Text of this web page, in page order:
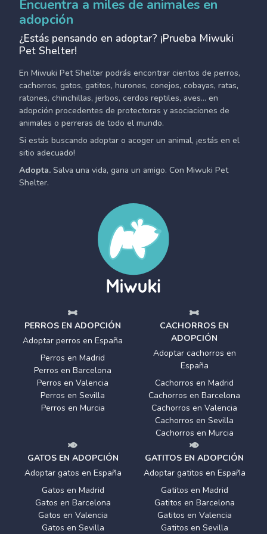
Encuentra a miles de animales en
adopción
¿Estás pensando en adoptar? ¡Prueba Miwuki
Pet Shelter!
En Miwuki Pet Shelter podrás encontrar cientos de perros,
cachorros, gatos, gatitos, hurones, conejos, cobayas, ratas,
ratones, chinchillas, jerbos, cerdos reptiles, aves... en
adopción procedentes de protectoras y asociaciones de
animales o perreras de todo el mundo.
Si estás buscando adoptar o acoger un animal, ¡estás en el
sitio adecuado!
Adopta. Salva una vida, gana un amigo. Con Miwuki Pet
Shelter.
PERROS EN ADOPCIÓN
Adoptar perros en España
Perros en Madrid
Perros en Barcelona
Perros en Valencia
Perros en Sevilla
Perros en Murcia
CACHORROS EN
ADOPCIÓN
Adoptar cachorros en
España
Cachorros en Madrid
Cachorros en Barcelona
Cachorros en Valencia
Cachorros en Sevilla
Cachorros en Murcia
GATOS EN ADOPCIÓN
Adoptar gatos en España
Gatos en Madrid
Gatos en Barcelona
Gatos en Valencia
Gatos en Sevilla
GATITOS EN ADOPCIÓN
Adoptar gatitos en España
Gatitos en Madrid
Gatitos en Barcelona
Gatitos en Valencia
Gatitos en Sevilla